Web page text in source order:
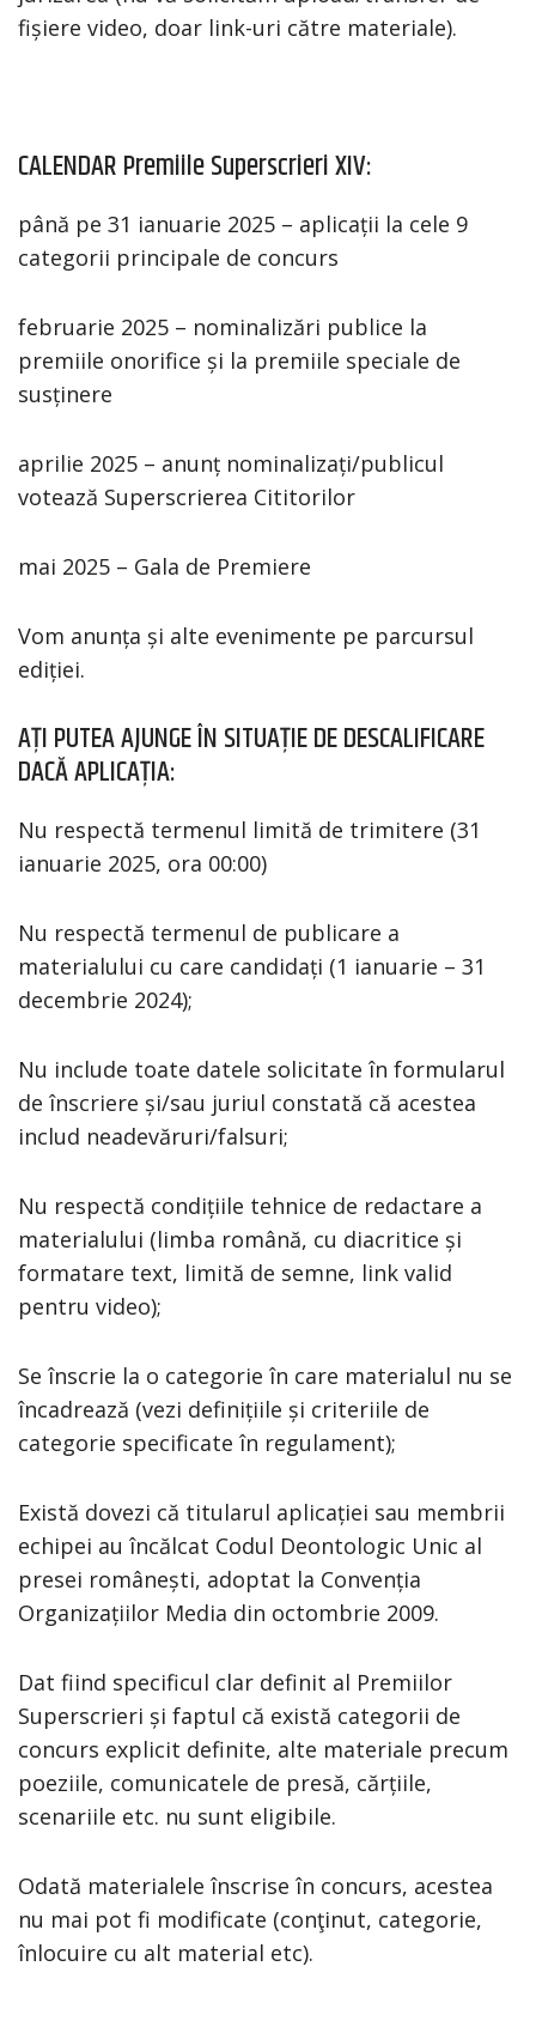
fișiere video, doar link-uri către materiale).
CALENDAR Premiile Superscrieri XIV:
până pe 31 ianuarie 2025 – aplicații la cele 9
categorii principale de concurs
februarie 2025 – nominalizări publice la
premiile onorifice și la premiile speciale de
susținere
aprilie 2025 – anunț nominalizați/publicul
votează Superscrierea Cititorilor
mai 2025 – Gala de Premiere
Vom anunța și alte evenimente pe parcursul
ediției.
AȚI PUTEA AJUNGE ÎN SITUAȚIE DE DESCALIFICARE
DACĂ APLICAȚIA:
Nu respectă termenul limită de trimitere (31
ianuarie 2025, ora 00:00)
Nu respectă termenul de publicare a
materialului cu care candidați (1 ianuarie – 31
decembrie 2024);
Nu include toate datele solicitate în formularul
de înscriere și/sau juriul constată că acestea
includ neadevăruri/falsuri;
Nu respectă condițiile tehnice de redactare a
materialului (limba română, cu diacritice și
formatare text, limită de semne, link valid
pentru video);
Se înscrie la o categorie în care materialul nu se
încadrează (vezi definițiile și criteriile de
categorie specificate în regulament);
Există dovezi că titularul aplicației sau membrii
echipei au încălcat Codul Deontologic Unic al
presei românești, adoptat la Convenția
Organizațiilor Media din octombrie 2009.
Dat fiind specificul clar definit al Premiilor
Superscrieri și faptul că există categorii de
concurs explicit definite, alte materiale precum
poeziile, comunicatele de presă, cărțiile,
scenariile etc. nu sunt eligibile.
Odată materialele înscrise în concurs, acestea
nu mai pot fi modificate (conţinut, categorie,
înlocuire cu alt material etc).